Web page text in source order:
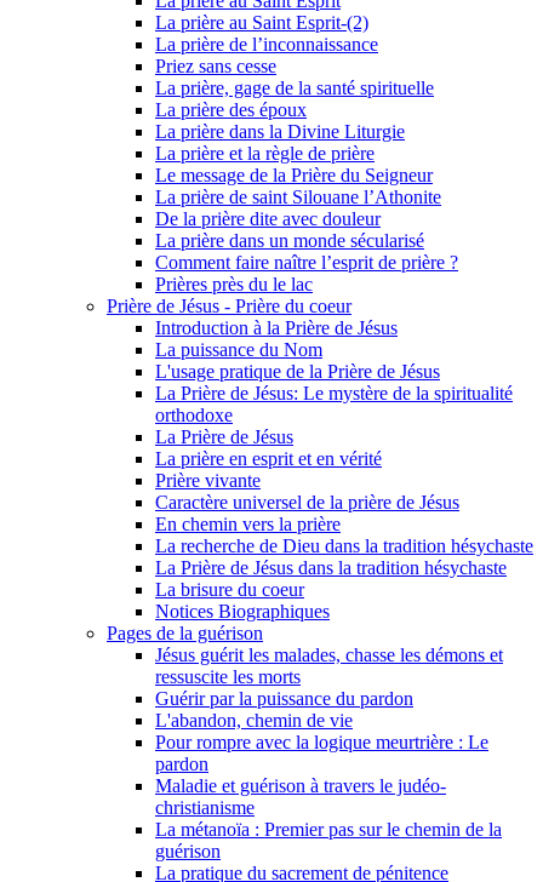
La prière au Saint Esprit-(2)
La prière de l’inconnaissance
Priez sans cesse
La prière, gage de la santé spirituelle
La prière des époux
La prière dans la Divine Liturgie
La prière et la règle de prière
Le message de la Prière du Seigneur
La prière de saint Silouane l’Athonite
De la prière dite avec douleur
La prière dans un monde sécularisé
Comment faire naître l’esprit de prière ?
Prières près du le lac
Prière de Jésus - Prière du coeur
Introduction à la Prière de Jésus
La puissance du Nom
L'usage pratique de la Prière de Jésus
La Prière de Jésus: Le mystère de la spiritualité
orthodoxe
La Prière de Jésus
La prière en esprit et en vérité
Prière vivante
Caractère universel de la prière de Jésus
En chemin vers la prière
La recherche de Dieu dans la tradition hésychaste
La Prière de Jésus dans la tradition hésychaste
La brisure du coeur
Notices Biographiques
Pages de la guérison
Jésus guérit les malades, chasse les démons et
ressuscite les morts
Guérir par la puissance du pardon
L'abandon, chemin de vie
Pour rompre avec la logique meurtrière : Le
pardon
Maladie et guérison à travers le judéo-
christianisme
La métanoïa : Premier pas sur le chemin de la
guérison
La pratique du sacrement de pénitence